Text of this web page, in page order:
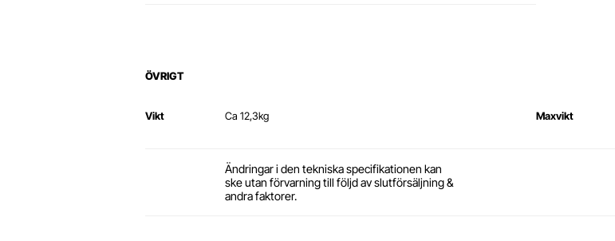
ÖVRIGT
Vikt Ca 12,3kg Maxvikt
Ändringar i den tekniska specifikationen kan
ske utan förvarning till följd av slutförsäljning &
andra faktorer.